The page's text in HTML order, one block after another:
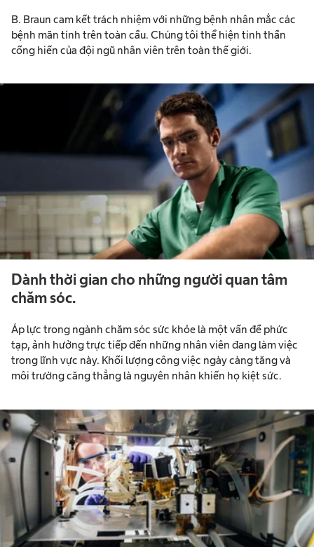
B. Braun cam kết trách nhiệm với những bệnh nhân mắc các
bệnh mãn tính trên toàn cầu. Chúng tôi thể hiện tinh thần
cống hiến của đội ngũ nhân viên trên toàn thế giới.
Dành thời gian cho những người quan tâm
chăm sóc.
Áp lực trong ngành chăm sóc sức khỏe là một vấn đề phức
tạp, ảnh hưởng trực tiếp đến những nhân viên đang làm việc
trong lĩnh vực này. Khối lượng công việc ngày càng tăng và
môi trường căng thẳng là nguyên nhân khiến họ kiệt sức.